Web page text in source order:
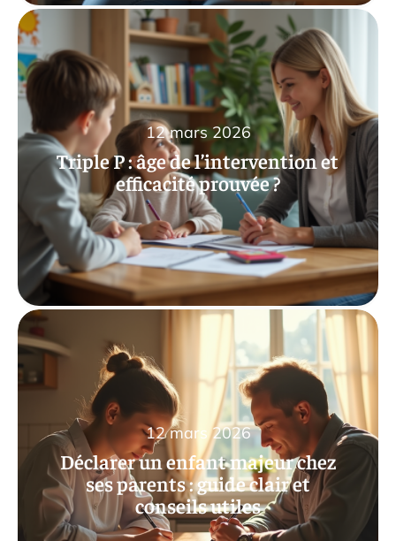
Triple P : âge de l’intervention et
efficacité prouvée ?
12 mars 2026
Déclarer un enfant majeur chez
ses parents : guide clair et
conseils utiles
12 mars 2026